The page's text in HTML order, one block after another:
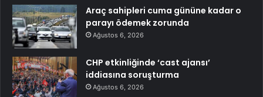
Araç sahipleri cuma gününe kadar o
parayı ödemek zorunda
Ağustos 6, 2026
CHP etkinliğinde ‘cast ajansı’
iddiasına soruşturma
Ağustos 6, 2026